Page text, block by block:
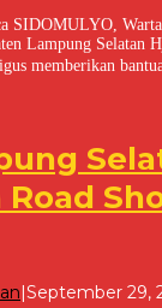
SIDOMULYO,
Lampung Selatan
memberikan
|September 29,